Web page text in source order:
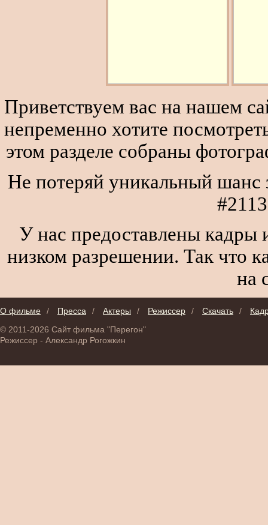
Приветствуем вас на нашем
непременно хотите
этом разделе собраны
Не потеряй уникальный шанс
У нас предоставлены кадры
низком разрешении. Так что
на
О фильме / Пресса / Актеры / Режиссер / Скачать /
© 2011-2026 Сайт фильма "Перегон"
Режиссер - Александр Рогожкин